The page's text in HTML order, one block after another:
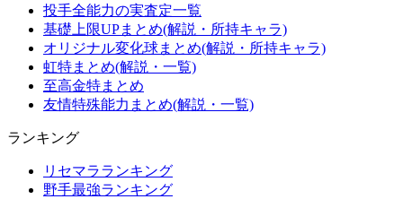
投手全能力の実査定一覧
基礎上限UPまとめ(解説・所持キャラ)
オリジナル変化球まとめ(解説・所持キャラ)
虹特まとめ(解説・一覧)
至高金特まとめ
友情特殊能力まとめ(解説・一覧)
ランキング
リセマラランキング
野手最強ランキング